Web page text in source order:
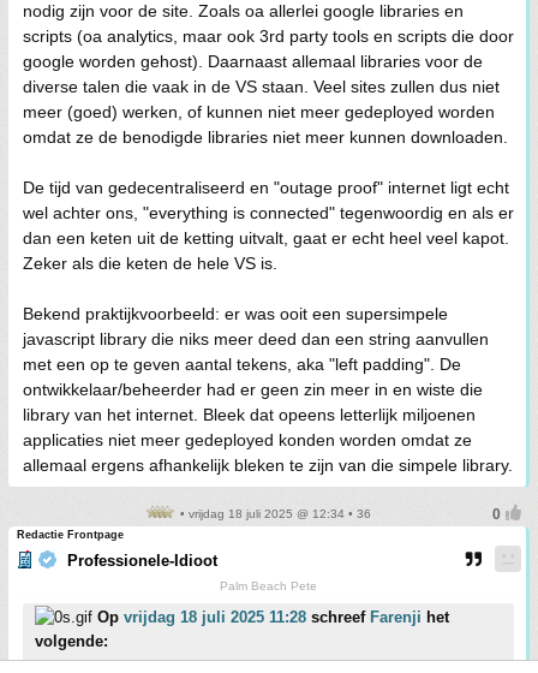
nodig zijn voor de site. Zoals oa allerlei google libraries en
scripts (oa analytics, maar ook 3rd party tools en scripts die door
google worden gehost). Daarnaast allemaal libraries voor de
diverse talen die vaak in de VS staan. Veel sites zullen dus niet
meer (goed) werken, of kunnen niet meer gedeployed worden
omdat ze de benodigde libraries niet meer kunnen downloaden.
De tijd van gedecentraliseerd en "outage proof" internet ligt echt
wel achter ons, "everything is connected" tegenwoordig en als er
dan een keten uit de ketting uitvalt, gaat er echt heel veel kapot.
Zeker als die keten de hele VS is.
Bekend praktijkvoorbeeld: er was ooit een supersimpele
javascript library die niks meer deed dan een string aanvullen
met een op te geven aantal tekens, aka "left padding". De
ontwikkelaar/beheerder had er geen zin meer in en wiste die
library van het internet. Bleek dat opeens letterlijk miljoenen
applicaties niet meer gedeployed konden worden omdat ze
allemaal ergens afhankelijk bleken te zijn van die simpele library.
• vrijdag 18 juli 2025 @ 12:34 • 36
Redactie Frontpage
Professionele-Idioot
Palm Beach Pete
Op vrijdag 18 juli 2025 11:28 schreef Farenji het
volgende: